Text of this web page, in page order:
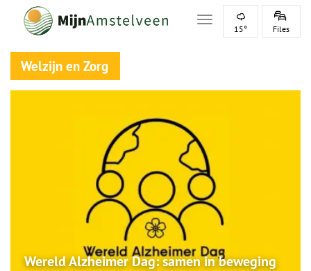
Toggle navigation
15° Files
Welzijn en Zorg
Wereld Alzheimer Dag: samen in beweging